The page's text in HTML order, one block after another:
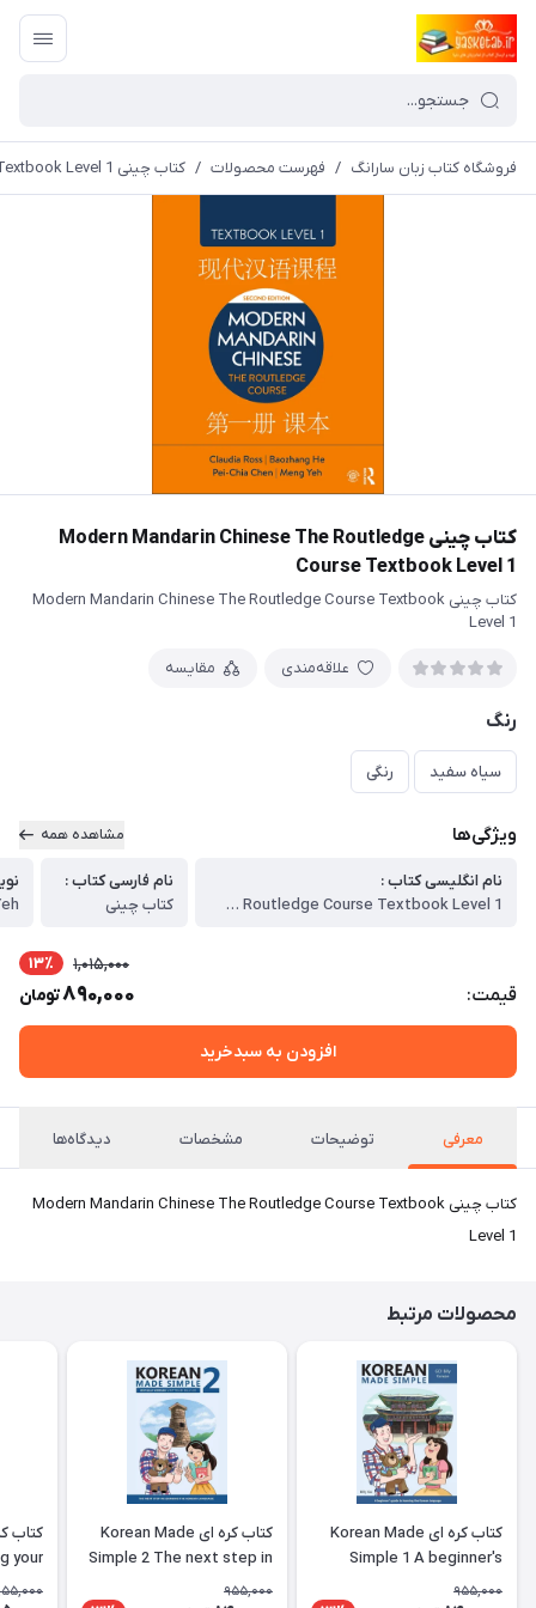
فروشگاه کتاب زبان سارانگ / فهرست محصولات / کتاب چینی Modern Mandarin Chinese The Routledge Course Textbook Level 1
کتاب چینی Modern Mandarin Chinese The Routledge
Course Textbook Level 1
کتاب چینی Modern Mandarin Chinese The Routledge Course Textbook
Level 1
علاقه‌مندی مقایسه
رنگ
سیاه سفید رنگی
ویژگی‌ها مشاهده همه
نام انگلیسی کتاب :
Modern Mandarin Chinese The Routledge Course Textbook Level 1
نام فارسی کتاب :
کتاب چینی
قیمت:
1,015,000 13٪
890,000تومان
افزودن به سبدخرید
معرفی توضیحات مشخصات دیدگاه‌ها
کتاب چینی Modern Mandarin Chinese The Routledge Course Textbook
Level 1
محصولات مرتبط
کتاب کره ای Korean Made
Simple 1 A beginner's
guide to learning the
955,000
کتاب کره ای Korean Made
Simple 2 The next step in
learning the Korean
955,000
your
the